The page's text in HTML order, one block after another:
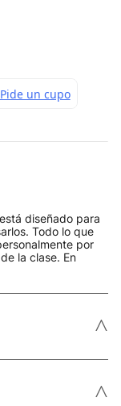
diseñado para
Todo lo que
por
la clase. En
˄
˄